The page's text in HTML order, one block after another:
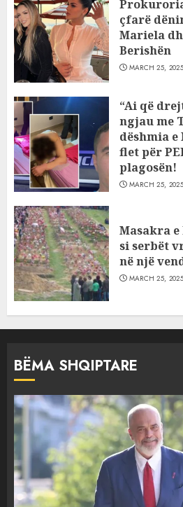
çfarë
Mariela
Berishën
MARCH 25, 2025
“Ai që
ngjau me
dëshmia
flet për
plagosën!
MARCH 25, 2025
Masakra e
si serbët
në një
MARCH 25, 2025
BËMA SHQIPTARE